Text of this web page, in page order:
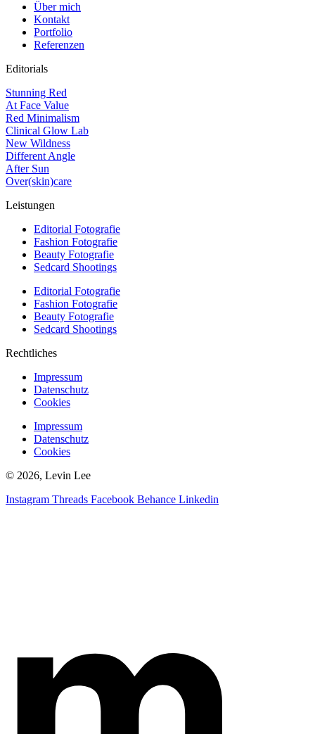
Über mich
Kontakt
Portfolio
Referenzen
Editorials
Stunning Red
At Face Value
Red Minimalism
Clinical Glow Lab
New Wildness
Different Angle
After Sun
Over(skin)care
Leistungen
Editorial Fotografie
Fashion Fotografie
Beauty Fotografie
Sedcard Shootings
Editorial Fotografie
Fashion Fotografie
Beauty Fotografie
Sedcard Shootings
Rechtliches
Impressum
Datenschutz
Cookies
Impressum
Datenschutz
Cookies
© 2026, Levin Lee
Instagram Threads Facebook Behance Linkedin